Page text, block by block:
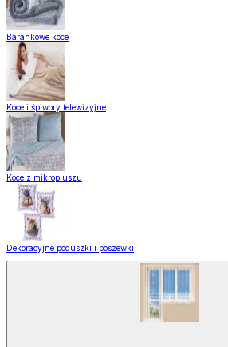
Barankowe koce
Koce i śpiwory telewizyjne
Koce z mikropluszu
Dekoracyjne poduszki i poszewki